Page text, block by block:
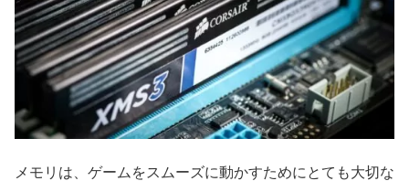
メモリは、ゲームをスムーズに動かすためにとても大切な